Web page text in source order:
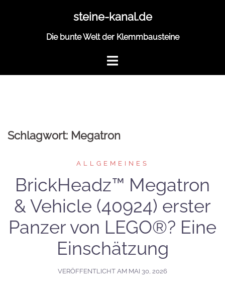
steine-kanal.de
Die bunte Welt der Klemmbausteine
Schlagwort: Megatron
ALLGEMEINES
BrickHeadz™ Megatron
& Vehicle (40924) erster
Panzer von LEGO®? Eine
Einschätzung
VERÖFFENTLICHT AM MAI 30, 2026